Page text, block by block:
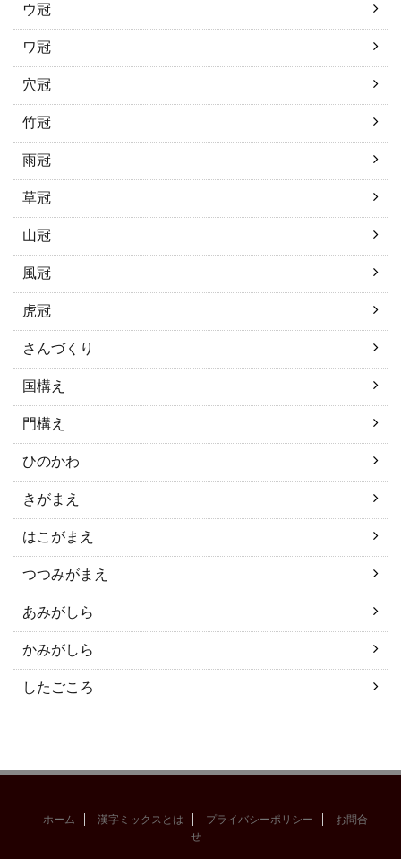
ウ冠
ワ冠
穴冠
竹冠
雨冠
草冠
山冠
風冠
虎冠
さんづくり
国構え
門構え
ひのかわ
きがまえ
はこがまえ
つつみがまえ
あみがしら
かみがしら
したごころ
ホーム 漢字ミックスとは プライバシーポリシー
お問合
せ